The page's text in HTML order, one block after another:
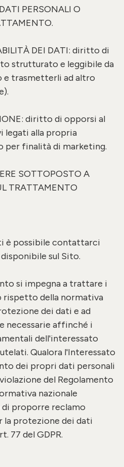
PERSONALI O
DEI DATI: diritto di
strutturato e leggibile da
trasmetterli ad altro
diritto di opporsi al
alla propria
per finalità di marketing.
SOTTOPOSTO A
TRATTAMENTO
è possibile contattarci
sul Sito.
si impegna a trattare i
rispetto della normativa
dei dati e ad
necessarie affinché i
dell'interessato
Qualora l'Interessato
dei propri dati personali
del Regolamento
nazionale
proporre reclamo
la protezione dei dati
77 del GDPR.